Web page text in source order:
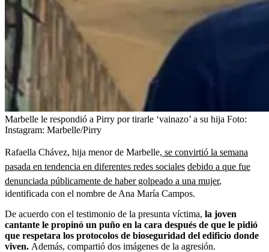
Marbelle le respondió a Pirry por tirarle ‘vainazo’ a su hija Foto:
Instagram: Marbelle/Pirry
Rafaella Chávez, hija menor de Marbelle, se convirtió la semana
pasada en tendencia en diferentes redes sociales debido a que fue
denunciada públicamente de haber golpeado a una mujer,
identificada con el nombre de Ana María Campos.
De acuerdo con el testimonio de la presunta víctima, la joven
cantante le propinó un puño en la cara después de que le pidió
que respetara los protocolos de bioseguridad del edificio donde
viven. Además, compartió dos imágenes de la agresión.